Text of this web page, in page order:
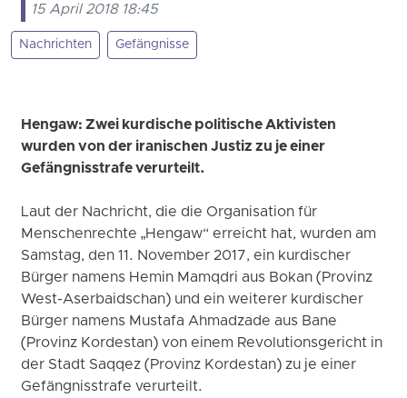
15 April 2018 18:45
Nachrichten Gefängnisse
Hengaw: Zwei kurdische politische Aktivisten
wurden von der iranischen Justiz zu je einer
Gefängnisstrafe verurteilt.
Laut der Nachricht, die die Organisation für
Menschenrechte „Hengaw“ erreicht hat, wurden am
Samstag, den 11. November 2017, ein kurdischer
Bürger namens Hemin Mamqdri aus Bokan (Provinz
West-Aserbaidschan) und ein weiterer kurdischer
Bürger namens Mustafa Ahmadzade aus Bane
(Provinz Kordestan) von einem Revolutionsgericht in
der Stadt Saqqez (Provinz Kordestan) zu je einer
Gefängnisstrafe verurteilt.